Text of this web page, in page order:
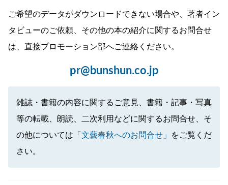
ご希望のデータがダウンロードできない場合や、著者イン
タビューのご依頼、その他の本の紹介に関するお問合せ
は、直接プロモーション部へご連絡ください。
pr@bunshun.co.jp
雑誌・書籍の内容に関するご意見、書籍・記事・写真
等の転載、朗読、二次利用などに関するお問合せ、そ
の他については 「文藝春秋へのお問合せ」
をご覧くだ
さい。